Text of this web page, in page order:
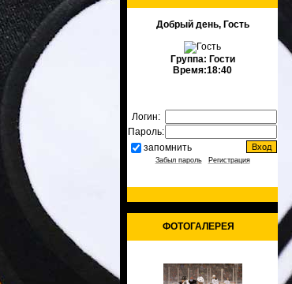
Добрый день, Гость
Группа: Гости
Время:18:40
Логин:
Пароль:
запомнить
Забыл пароль| Регистрация
ФОТОГАЛЕРЕЯ